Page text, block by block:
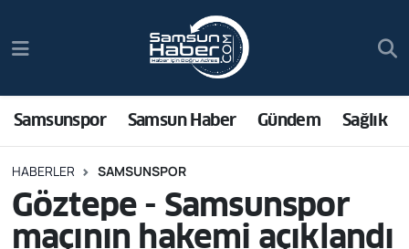
Samsunspor Samsun Haber Gündem Sağlık
HABERLER SAMSUNSPOR
Göztepe - Samsunspor
maçının hakemi açıklandı
Samsun Haber
Sağlık
Asayiş
Trafik Durumu
Süper Lig Puan Durumu ve Fikstür
Tüm Manşetler